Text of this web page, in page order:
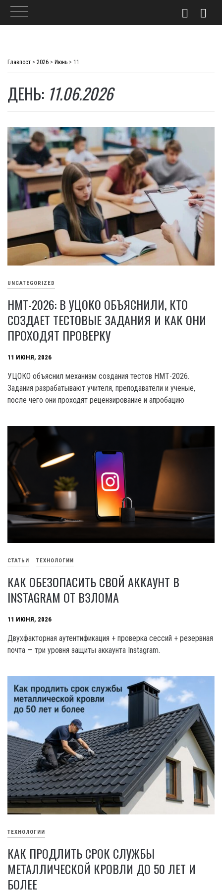
Главпост > 2026 > Июнь > 11
ДЕНЬ: 11.06.2026
UNCATEGORIZED
НМТ-2026: В УЦОКО ОБЪЯСНИЛИ, КТО
СОЗДАЕТ ТЕСТОВЫЕ ЗАДАНИЯ И КАК ОНИ
ПРОХОДЯТ ПРОВЕРКУ
11 ИЮНЯ, 2026
УЦОКО объяснил механизм создания тестов НМТ-2026.
Задания разрабатывают учителя, преподаватели и ученые,
после чего они проходят рецензирование и апробацию
СТАТЬИ ТЕХНОЛОГИИ
КАК ОБЕЗОПАСИТЬ СВОЙ АККАУНТ В
INSTAGRAM ОТ ВЗЛОМА
11 ИЮНЯ, 2026
Двухфакторная аутентификация + проверка сессий + резервная
почта — три уровня защиты аккаунта Instagram.
ТЕХНОЛОГИИ
КАК ПРОДЛИТЬ СРОК СЛУЖБЫ
МЕТАЛЛИЧЕСКОЙ КРОВЛИ ДО 50 ЛЕТ И
БОЛЕЕ